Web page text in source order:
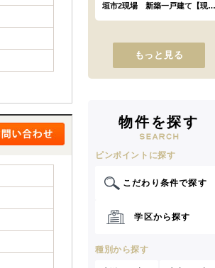
もっと見る
物件を探す
ピンポイントに探す
こだわり条件で探す
学区から探す
種別から探す